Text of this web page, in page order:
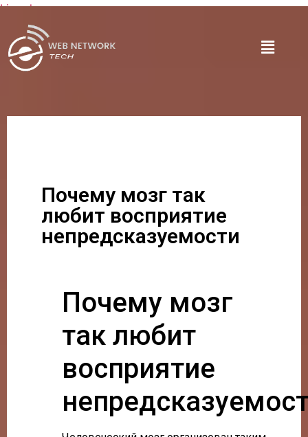
Lire plus
Почему мозг так
любит восприятие
непредсказуемости
Почему мозг
так любит
восприятие